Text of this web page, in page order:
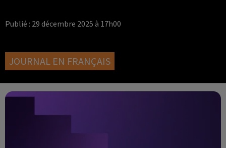
Publié : 29 décembre 2025 à 17h00
JOURNAL EN FRANÇAIS